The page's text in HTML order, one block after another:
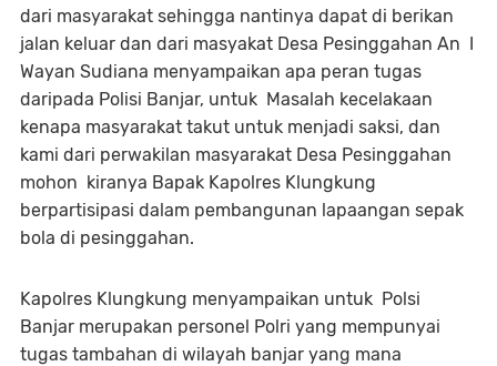
dari masyarakat sehingga nantinya dapat di berikan
jalan keluar dan dari masyakat Desa Pesinggahan An I
Wayan Sudiana menyampaikan apa peran tugas
daripada Polisi Banjar, untuk Masalah kecelakaan
kenapa masyarakat takut untuk menjadi saksi, dan
kami dari perwakilan masyarakat Desa Pesinggahan
mohon kiranya Bapak Kapolres Klungkung
berpartisipasi dalam pembangunan lapaangan sepak
bola di pesinggahan.
Kapolres Klungkung menyampaikan untuk Polsi
Banjar merupakan personel Polri yang mempunyai
tugas tambahan di wilayah banjar yang mana